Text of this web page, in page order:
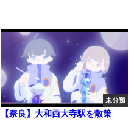
未分類
【奈良】大和西大寺駅を散策